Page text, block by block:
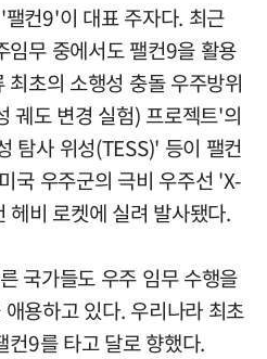
컨9'이 대표 주자다. 최근
임무 중에서도 팰컨9을 활용
초의 소행성 충돌 우주방위
궤도 변경 실험) 프로젝트'의
탐사 위성(TESS)' 등이 팰컨
국 우주군의 극비 우주선 'X-
비 로켓에 실려 발사됐다.
국가들도 우주 임무 수행을
용하고 있다. 우리나라 최초
9를 타고 달로 향했다.